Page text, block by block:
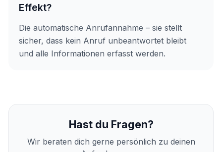
Effekt?
Die automatische Anrufannahme – sie stellt
sicher, dass kein Anruf unbeantwortet bleibt
und alle Informationen erfasst werden.
Hast du Fragen?
Wir beraten dich gerne persönlich zu deinen